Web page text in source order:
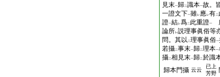
見末一歸二識本一故。
一證文下一雖レ應レ有二
證一結レ爲二 此重證一
論所レ説理事眞俗等
問。其以 二理事眞俗一
若攝二事末一歸二理本一
攝二相見末一歸二於識
歸本門攝 云云
已上
芳野